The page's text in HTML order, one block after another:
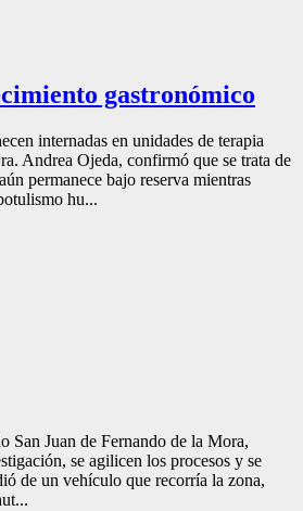
gastronómico
internadas en unidades de terapia
Andrea Ojeda, confirmó que se trata de
permanece bajo reserva mientras
hu...
San Juan de Fernando de la Mora,
se agilicen los procesos y se
de un vehículo que recorría la zona,